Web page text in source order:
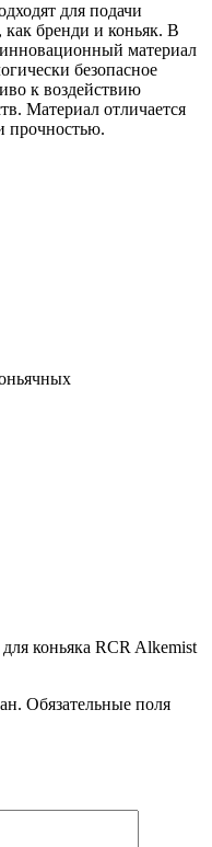
для подачи
бренди и коньяк. В
инновационный материал
безопасное
к воздействию
Материал отличается
прочностью.
коньяка RCR Alkemist
Обязательные поля